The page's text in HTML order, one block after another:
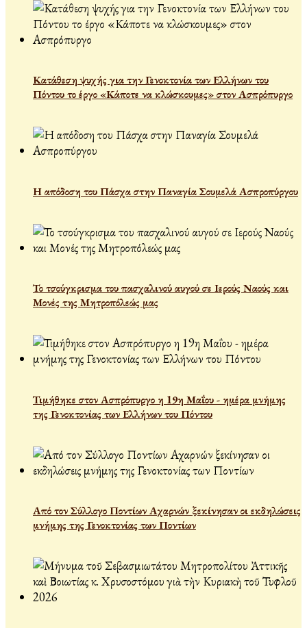
Κατάθεση ψυχής για την Γενοκτονία των Ελλήνων του
Πόντου το έργο «Κάποτε να κλώσκουμες» στον Ασπρόπυργο
Η απόδοση του Πάσχα στην Παναγία Σουμελά Ασπροπύργου
Το τσούγκρισμα του πασχαλινού αυγού σε Ιερούς Ναούς και
Μονές της Μητροπόλεώς μας
Τιμήθηκε στον Ασπρόπυργο η 19η Μαΐου - ημέρα μνήμης
της Γενοκτονίας των Ελλήνων του Πόντου
Από τον Σύλλογο Ποντίων Αχαρνών ξεκίνησαν οι εκδηλώσεις
μνήμης της Γενοκτονίας των Ποντίων